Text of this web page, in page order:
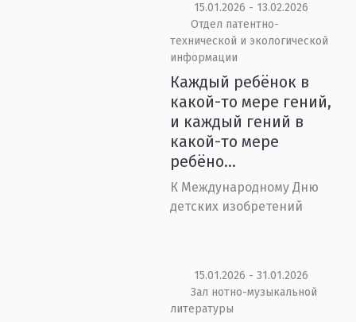
15.01.2026 - 13.02.2026
Отдел патентно-
технической и экологической
информации
Каждый ребёнок в
какой-то мере гений,
и каждый гений в
какой-то мере
ребёно...
К Международному Дню
детских изобретений
15.01.2026 - 31.01.2026
Зал нотно-музыкальной
литературы